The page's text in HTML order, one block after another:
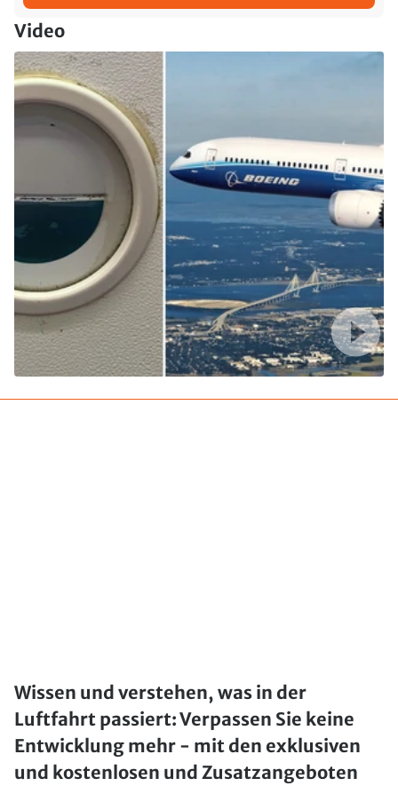
Video
Wissen und verstehen, was in der
Luftfahrt passiert: Verpassen Sie keine
Entwicklung mehr - mit den exklusiven
und kostenlosen und Zusatzangeboten